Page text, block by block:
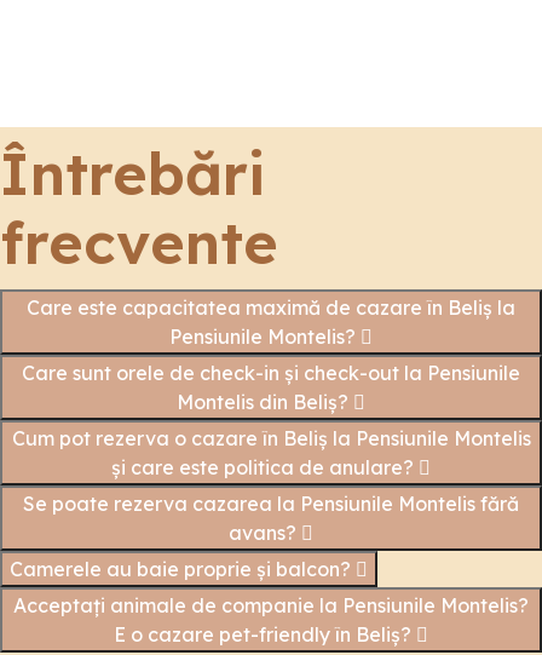
Întrebări
frecvente
Care este capacitatea maximă de cazare în Beliș la
Pensiunile Montelis?
Care sunt orele de check-in și check-out la Pensiunile
Montelis din Beliș?
Cum pot rezerva o cazare în Beliș la Pensiunile Montelis
și care este politica de anulare?
Se poate rezerva cazarea la Pensiunile Montelis fără
avans?
Camerele au baie proprie și balcon?
Acceptați animale de companie la Pensiunile Montelis?
E o cazare pet-friendly în Beliș?